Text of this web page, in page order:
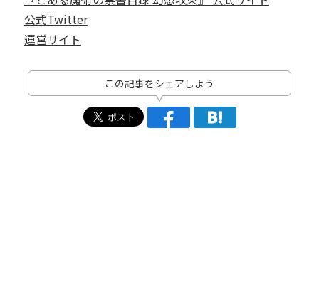
公式Twitter
運営サイト
この記事をシェアしよう